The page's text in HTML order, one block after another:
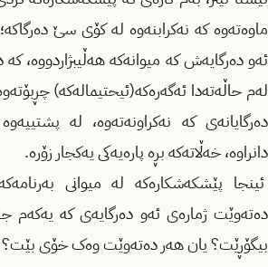
لەم حاڵەتەدا ئەگەرەکە(ئیحتیمالەکە)
دەرگایانەی کە نەکراونەتەوە، لە
دانراوە، خەڵاتەکە بڕە پارەیەکی یەکجار زۆرە.
ئینجا پێشکەشکارەکە لە میوانی
دەتەوێت ژمارەی ئەو دەرگایەی کە یەکەم
بیگۆڕێت؟ یان هەر دەتەوێت وەک خۆی بێت؟